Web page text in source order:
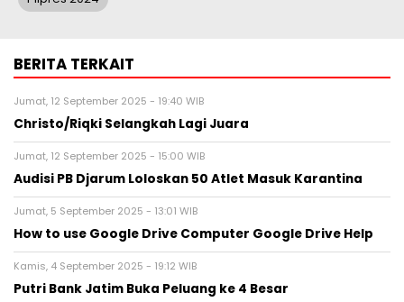
BERITA TERKAIT
Jumat, 12 September 2025 - 19:40 WIB
Christo/Riqki Selangkah Lagi Juara
Jumat, 12 September 2025 - 15:00 WIB
Audisi PB Djarum Loloskan 50 Atlet Masuk Karantina
Jumat, 5 September 2025 - 13:01 WIB
How to use Google Drive Computer Google Drive Help
Kamis, 4 September 2025 - 19:12 WIB
Putri Bank Jatim Buka Peluang ke 4 Besar